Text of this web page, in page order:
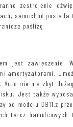
zestrojenie
samochód posiada
poślizg.
jest zawieszenie.
amortyzatorami.
nie ma zbyt
Jest także
od modelu DB11,z
tarcz